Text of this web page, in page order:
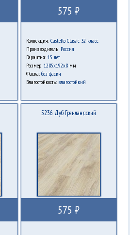
575 ₽
Коллекция: Castello Classic 32 класс
Производитель: Россия
Гарантия: 15 лет
Размер: 1285х192х8мм
Фаска: без фаски
Влагостойкость: влагостойкий
5236 Дуб Гренландский
575 ₽